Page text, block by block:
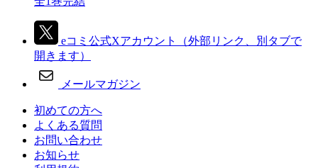
eコミ公式Xアカウント
（外部リンク、別タブで
開きます）
メールマガジン
初めての方へ
よくある質問
お問い合わせ
お知らせ